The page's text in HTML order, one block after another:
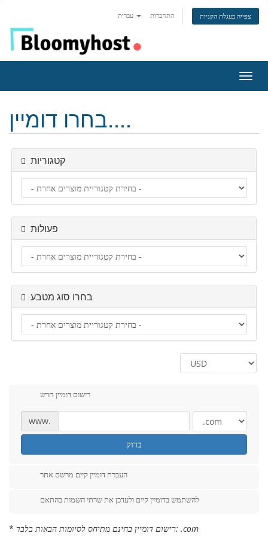
התחברות צפייה בעגלת הקניות
ניווט
בחרו דומיין....
קטגוריות
פעולות
בחרו סוג מטבע
רישום דומיין חדש
www.
בדוק
העברת דומיין קיים מרשם אחר
להשתמש בדומיין קיים ולעדכן את שרתי השמות בהתאם
* רישום דומיין בחינם מתיחס לסיומות הבאות בלבד: .com